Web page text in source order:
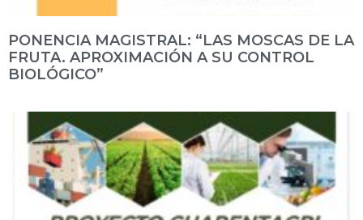
PONENCIA MAGISTRAL: “LAS MOSCAS DE LA
FRUTA. APROXIMACIÓN A SU CONTROL
BIOLÓGICO”